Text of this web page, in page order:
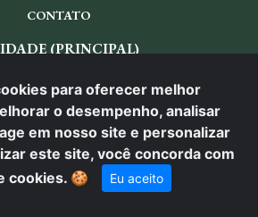
para oferecer melhor
o desempenho, analisar
em nosso site e personalizar
este site, você concorda com
cookies. 🍪 Eu aceito
CONTATO
(PRINCIPAL)
REDES SOCIAIS